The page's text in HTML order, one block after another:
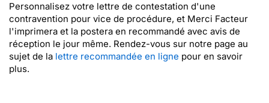
Personnalisez votre lettre de contestation d'une
contravention pour vice de procédure, et Merci Facteur
l'imprimera et la postera en recommandé avec avis de
réception le jour même. Rendez-vous sur notre page au
sujet de la lettre recommandée en ligne pour en savoir
plus.